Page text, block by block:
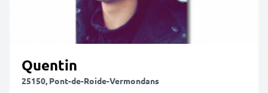
Quentin
25150, Pont-de-Roide-Vermondans